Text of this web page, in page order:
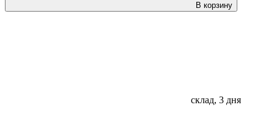
В корзину
склад, 3 дня